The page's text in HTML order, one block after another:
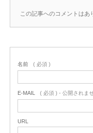
この記事へのコメントはあ
名前 ( 必須 )
E-MAIL ( 必須 ) - 公開されま
URL